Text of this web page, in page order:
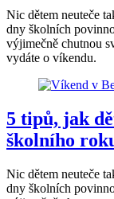
Nic dětem neuteče
dny školních
výjimečně chutnou
vydáte o víkendu.
5 tipů, jak
školního
Nic dětem neuteče
dny školních